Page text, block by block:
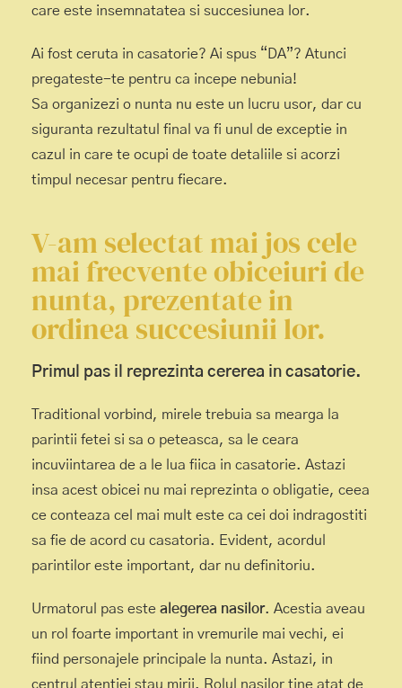
care este insemnatatea si succesiunea lor.
Ai fost ceruta in casatorie? Ai spus “DA”? Atunci
pregateste-te pentru ca incepe nebunia!
Sa organizezi o nunta nu este un lucru usor, dar cu
siguranta rezultatul final va fi unul de exceptie in
cazul in care te ocupi de toate detaliile si acorzi
timpul necesar pentru fiecare.
V-am selectat mai jos cele
mai frecvente obiceiuri de
nunta, prezentate in
ordinea succesiunii lor.
Primul pas il reprezinta cererea in casatorie.
Traditional vorbind, mirele trebuia sa mearga la
parintii fetei si sa o peteasca, sa le ceara
incuviintarea de a le lua fiica in casatorie. Astazi
insa acest obicei nu mai reprezinta o obligatie, ceea
ce conteaza cel mai mult este ca cei doi indragostiti
sa fie de acord cu casatoria. Evident, acordul
parintilor este important, dar nu definitoriu.
Urmatorul pas este alegerea nasilor. Acestia aveau
un rol foarte important in vremurile mai vechi, ei
fiind personajele principale la nunta. Astazi, in
centrul atentiei stau mirii. Rolul nasilor tine atat de